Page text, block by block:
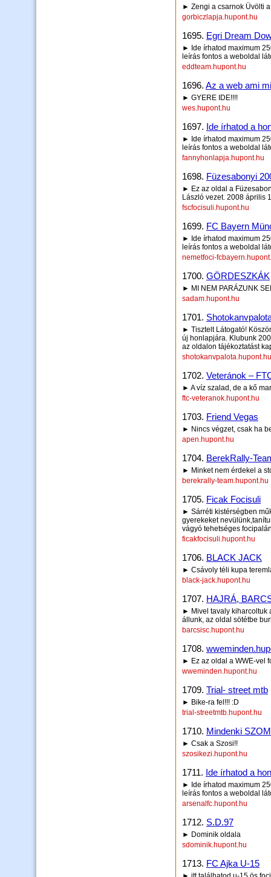
► Zengi a csarnok Üvölti
gorbiczlapja.hupont.hu
1695. Egri Dream
► Ide írhatod maximum
leírás fontos a weboldal
eddteam.hupont.hu
1696. Az a web ami
► GYERE IDE!!!!
wes.hupont.hu
1697. Ide írhatod a
► Ide írhatod maximum
leírás fontos a weboldal
fannyhonlapja.hupont.hu
1698. Füzesabonyi
► Ez az oldal a
László vezet. 2008 április
fscfocisuli.hupont.hu
1699. FC Bayern
► Ide írhatod maximum
leírás fontos a weboldal
nemetfoci-
1700. GÖRDESZKÁK
► MI NEM PARÁZUNK
sadam.hupont.hu
1701.
► Tisztelt Látogató!
új honlapjára. Klubunk
az oldalon tájékoztatást
shotokanvpalota.hupont.hu
1702. Veteránok –
► A víz szalad, de a kő
ftc-veteranok.hupont.hu
1703. Friend Vegas
► Nincs végzet, csak ha
apen.hupont.hu
1704. BerekRally-
► Minket nem érdekel a
berekrally-team.hupont.hu
1705. Ficak Focisuli
► Sárréti kistérségben
gyerekeket
vágyó tehetséges
ficakfocisuli.hupont.hu
1706. BLACK JACK
► Csávoly téli kupa
black-jack.hupont.hu
1707. HAJRÁ,
► Mivel tavaly kiharcoltuk
állunk, az oldal sötétbe
barcsisc.hupont.hu
1708.
► Ez az oldal a WWE-vel
wweminden.hupont.hu
1709. Trial- street mtb
► Bike-ra fel!!! :D
trial-streetmtb.hupont.hu
1710. Mindenki
► Csak a Szosi!!
szosikezi.hupont.hu
1711. Ide írhatod a
► Ide írhatod maximum
leírás fontos a weboldal
arsenalfc.hupont.hu
1712. S.D.97
► Dominik oldala
sdominik.hupont.hu
1713. FC Ajka U-15